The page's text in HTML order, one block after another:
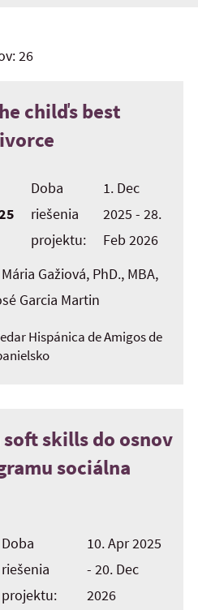
26
chilďs best
Doba
riešenia
projektu:
1. Dec
2025 - 28.
Feb 2026
Gažiová, PhD., MBA,
Garcia Martin
Hispánica de Amigos de
skills do osnov
sociálna
Doba
riešenia
projektu:
10. Apr 2025
- 20. Dec
2026